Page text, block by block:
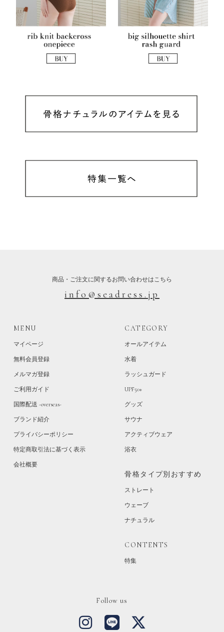
商品・ご注文に関するお問い合わせはこちら
info@seadress.jp
MENU
マイページ
無料会員登録
メルマガ登録
ご利用ガイド
国際配送 -overseas-
ブランド紹介
プライバシーポリシー
特定商取引法に基づく表示
会社概要
CATEGORY
オールアイテム
水着
ラッシュガード
UPF50+
グッズ
サウナ
アクティブウェア
浴衣
骨格タイプ別おすすめ
ストレート
ウェーブ
ナチュラル
CONTENTS
特集
Follow us